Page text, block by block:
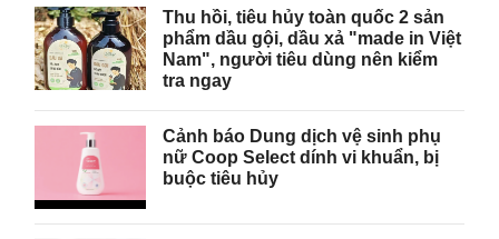
Thu hồi, tiêu hủy toàn quốc 2 sản
phẩm dầu gội, dầu xả "made in Việt
Nam", người tiêu dùng nên kiểm
tra ngay
Cảnh báo Dung dịch vệ sinh phụ
nữ Coop Select dính vi khuẩn, bị
buộc tiêu hủy